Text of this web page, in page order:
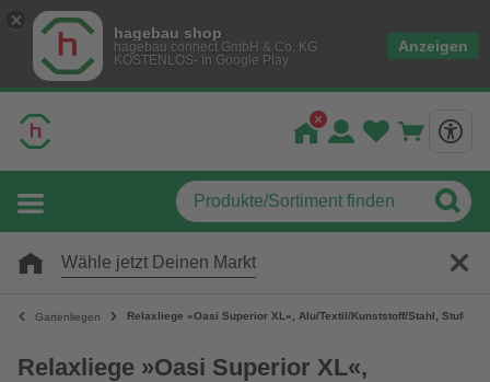
hagebau shop
hagebau connect GmbH & Co. KG
KOSTENLOS- In Google Play
Anzeigen
Wähle jetzt Deinen Markt
Gartenliegen Relaxliege »Oasi Superior XL«, Alu/Textil/Kunststoff/Stahl,
Relaxliege »Oasi Superior XL«,